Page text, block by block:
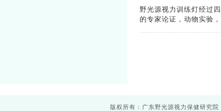
野光源视力训练灯经过
的专家论证，动物实验
版权所有：广东野光源视力保健研究院